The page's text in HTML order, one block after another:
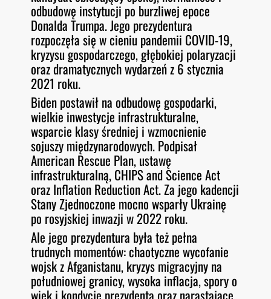
odbudowę instytucji po burzliwej epoce
Donalda Trumpa. Jego prezydentura
rozpoczęła się w cieniu pandemii COVID-19,
kryzysu gospodarczego, głębokiej polaryzacji
oraz dramatycznych wydarzeń z 6 stycznia
2021 roku.
Biden postawił na odbudowę gospodarki,
wielkie inwestycje infrastrukturalne,
wsparcie klasy średniej i wzmocnienie
sojuszy międzynarodowych. Podpisał
American Rescue Plan, ustawę
infrastrukturalną, CHIPS and Science Act
oraz Inflation Reduction Act. Za jego kadencji
Stany Zjednoczone mocno wsparły Ukrainę
po rosyjskiej inwazji w 2022 roku.
Ale jego prezydentura była też pełna
trudnych momentów: chaotyczne wycofanie
wojsk z Afganistanu, kryzys migracyjny na
południowej granicy, wysoka inflacja, spory o
wiek i kondycję prezydenta oraz narastające